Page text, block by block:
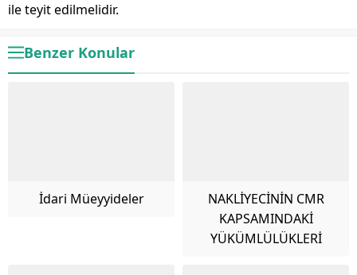
ile teyit edilmelidir.
Benzer Konular
İdari Müeyyideler
NAKLİYECİNİN CMR
KAPSAMINDAKİ
YÜKÜMLÜLÜKLERİ